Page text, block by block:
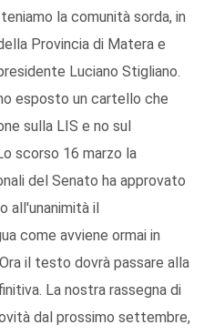
la comunità sorda, in
Provincia di Matera e
Luciano Stigliano.
esposto un cartello che
sulla LIS e no sul
scorso 16 marzo la
del Senato ha approvato
all'unanimità il
come avviene ormai in
il testo dovrà passare alla
La nostra rassegna di
dal prossimo settembre,